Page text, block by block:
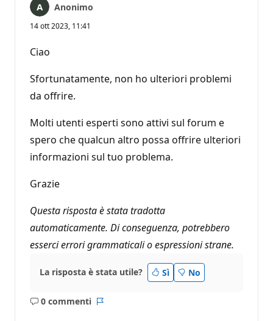
Anonimo
14 ott 2023, 11:41
Ciao
Sfortunatamente, non ho ulteriori problemi
da offrire.
Molti utenti esperti sono attivi sul forum e
spero che qualcun altro possa offrire ulteriori
informazioni sul tuo problema.
Grazie
Questa risposta è stata tradotta
automaticamente. Di conseguenza, potrebbero
esserci errori grammaticali o espressioni strane.
La risposta è stata utile? Sì No
0 commenti
Nessun